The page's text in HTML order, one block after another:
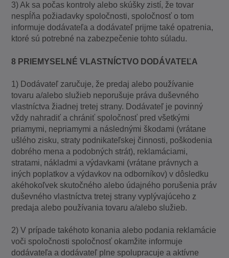
3) Ak sa počas kontroly alebo skúšky zistí, že tovar
nespĺňa požiadavky spoločnosti, spoločnosť o tom
informuje dodávateľa a dodávateľ prijme také opatrenia,
ktoré sú potrebné na zabezpečenie tohto súladu.
8 PRIEMYSELNÉ VLASTNÍCTVO DODÁVATEĽA
1) Dodávateľ zaručuje, že predaj alebo používanie
tovaru a/alebo služieb neporušuje práva duševného
vlastníctva žiadnej tretej strany. Dodávateľ je povinný
vždy nahradiť a chrániť spoločnosť pred všetkými
priamymi, nepriamymi a následnými škodami (vrátane
ušlého zisku, straty podnikateľskej činnosti, poškodenia
dobrého mena a podobných strát), reklamáciami,
stratami, nákladmi a výdavkami (vrátane právnych a
iných poplatkov a výdavkov na odborníkov) v dôsledku
akéhokoľvek skutočného alebo údajného porušenia práv
duševného vlastníctva tretej strany vyplývajúceho z
predaja alebo používania tovaru a/alebo služieb.
2) V prípade takéhoto konania alebo podania reklamácie
voči spoločnosti spoločnosť okamžite informuje
dodávateľa a dodávateľ plne spolupracuje a aktívne